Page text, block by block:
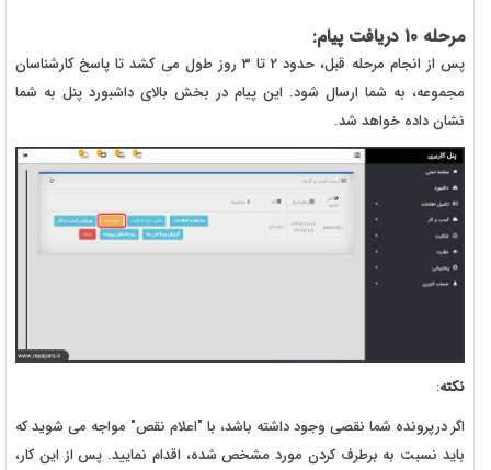
مرحله 10 دریافت پیام:
پس از انجام مرحله قبل، حدود 2 تا 3 روز طول می کشد تا پاسخ کارشناسان
مجموعه، به شما ارسال شود. این پیام در بخش بالای داشبورد پنل به شما
نشان داده خواهد شد.
نکته:
اگر درپرونده شما نقصی وجود داشته باشد، با "اعلام نقص" مواجه می شوید که
باید نسبت به برطرف کردن مورد مشخص شده، اقدام نمایید. پس از این کار،